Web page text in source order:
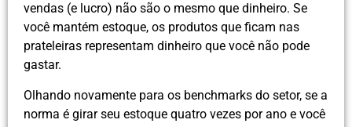
vendas (e lucro) não são o mesmo que dinheiro. Se
você mantém estoque, os produtos que ficam nas
prateleiras representam dinheiro que você não pode
gastar.
Olhando novamente para os benchmarks do setor, se a
norma é girar seu estoque quatro vezes por ano e você